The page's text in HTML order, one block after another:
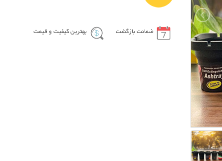
ضمانت بازگشت بهترین کیفیت و قیمت